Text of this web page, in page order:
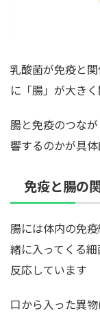
乳酸菌が免疫と
に「腸」が大きく
腸と免疫のつな
響するのかが具体
免疫と腸の
腸には体内の免
緒に入ってくる
反応しています
口から入った異